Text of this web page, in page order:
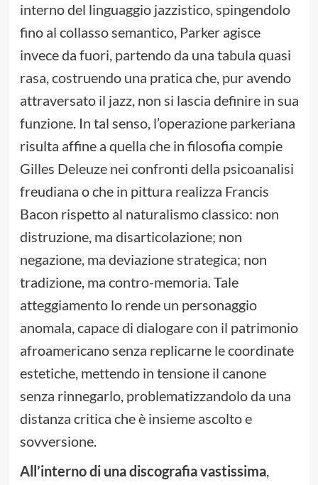
interno del linguaggio jazzistico, spingendolo
fino al collasso semantico, Parker agisce
invece da fuori, partendo da una tabula quasi
rasa, costruendo una pratica che, pur avendo
attraversato il jazz, non si lascia definire in sua
funzione. In tal senso, l’operazione parkeriana
risulta affine a quella che in filosofia compie
Gilles Deleuze nei confronti della psicoanalisi
freudiana o che in pittura realizza Francis
Bacon rispetto al naturalismo classico: non
distruzione, ma disarticolazione; non
negazione, ma deviazione strategica; non
tradizione, ma contro-memoria. Tale
atteggiamento lo rende un personaggio
anomala, capace di dialogare con il patrimonio
afroamericano senza replicarne le coordinate
estetiche, mettendo in tensione il canone
senza rinnegarlo, problematizzandolo da una
distanza critica che è insieme ascolto e
sovversione.
All’interno di una discografia vastissima,